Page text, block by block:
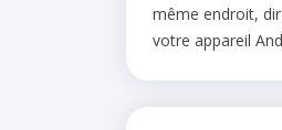
même endroit,
votre appareil